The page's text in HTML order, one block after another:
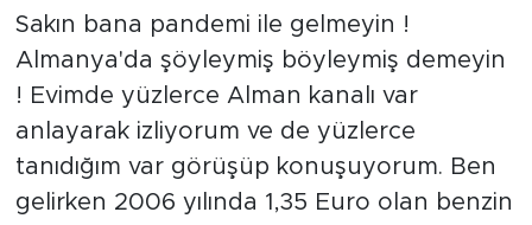
Sakın bana pandemi ile gelmeyin !
Almanya'da şöyleymiş böyleymiş demeyin
! Evimde yüzlerce Alman kanalı var
anlayarak izliyorum ve de yüzlerce
tanıdığım var görüşüp konuşuyorum. Ben
gelirken 2006 yılında 1,35 Euro olan benzin